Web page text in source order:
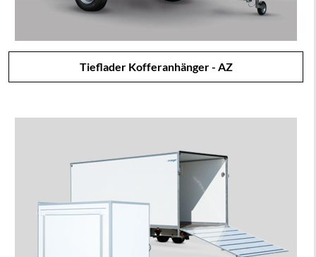
Tieflader Kofferanhänger - AZ